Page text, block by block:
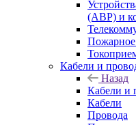
(АВР) и
Пожарное
Кабели и
Назад
Кабели и
Кабели
Провода